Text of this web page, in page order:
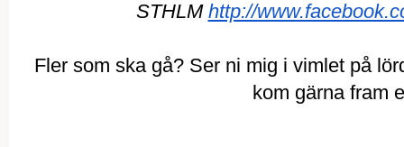
STHLM http://
Fler som ska gå? Ser ni mig i vimlet på
kom gärna fram